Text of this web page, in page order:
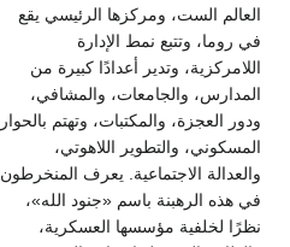
العالم الست، ومركزها الرئيسي يقع
في روما، وتتبع نمط الإدارة
اللامركزية، وتدير أعدادًا كبيرة من
المدارس، والجامعات، والمشافي،
ودور العجزة، والمكتبات، وتهتم بالحوار
المسكوني، والتطوير اللاهوتي،
والعدالة الاجتماعية. يعرف المنخرطون
في هذه الرهبنة باسم «جنود الله»،
نظرًا لخلفية مؤسسها العسكرية،